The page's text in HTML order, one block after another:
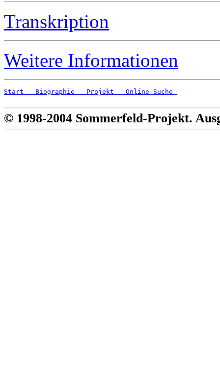
Transkription
Weitere Informationen
Start
   Biographie
   Projekt
   Online-Suche
© 1998-2004 Sommerfeld-Projekt.